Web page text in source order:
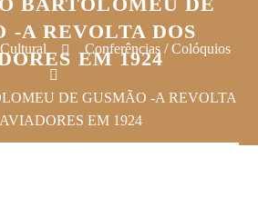
-A REVOLTA DOS
EM 1924
Conferências / Colóquios
DE GUSMÃO -A REVOLTA
EM 1924